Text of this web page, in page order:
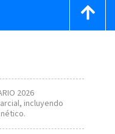
2026
incluyendo